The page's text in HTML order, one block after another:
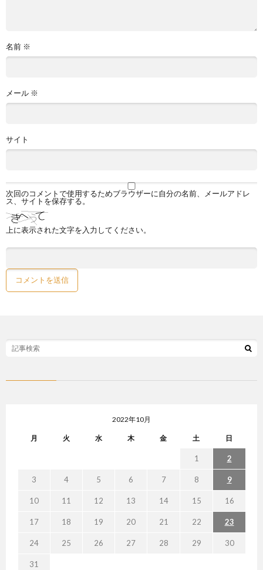
名前 ※
メール ※
サイト
次回のコメントで使用するためブラウザーに自分の名前、メールアドレ
ス、サイトを保存する。
上に表示された文字を入力してください。
2022年10月
月 火 水 木 金 土 日
1 2
3 4 5 6 7 8 9
10 11 12 13 14 15 16
17 18 19 20 21 22 23
24 25 26 27 28 29 30
31